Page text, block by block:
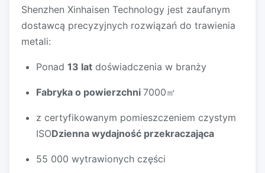
Shenzhen Xinhaisen Technology jest zaufanym
dostawcą precyzyjnych rozwiązań do trawienia
metali:
Ponad 13 lat doświadczenia w branży
Fabryka o powierzchni 7000㎡
z certyfikowanym pomieszczeniem czystym
ISODzienna wydajność przekraczająca
55 000 wytrawionych części